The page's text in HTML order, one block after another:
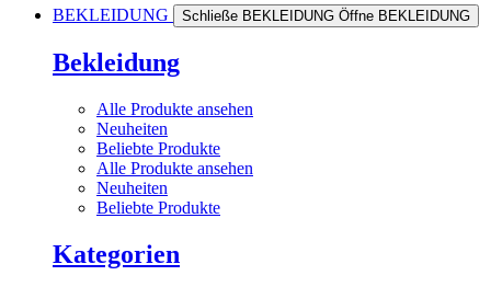
BEKLEIDUNG Schließe BEKLEIDUNG Öffne BEKLEIDUNG
Bekleidung
Alle Produkte ansehen
Neuheiten
Beliebte Produkte
Alle Produkte ansehen
Neuheiten
Beliebte Produkte
Kategorien